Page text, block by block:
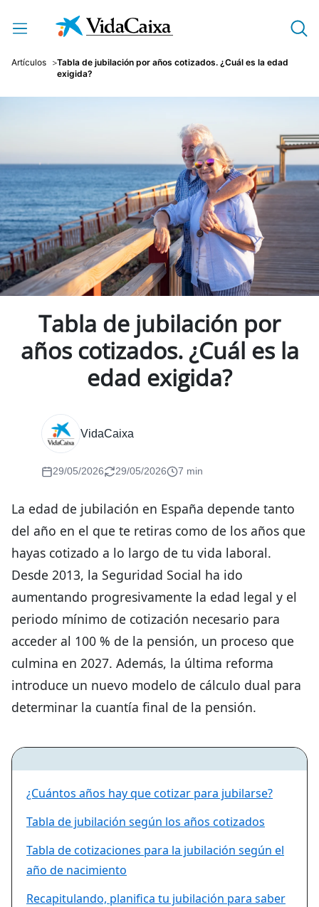
Saltar al contenido principal
Artículos
Tabla de jubilación por años cotizados. ¿Cuál es la edad
exigida?
Tabla de jubilación por
años cotizados. ¿Cuál es la
edad exigida?
VidaCaixa
29/05/2026 29/05/2026 7 min
La edad de jubilación en España depende tanto
del año en el que te retiras como de los años que
hayas cotizado a lo largo de tu vida laboral.
Desde 2013, la Seguridad Social ha ido
aumentando progresivamente la edad legal y el
periodo mínimo de cotización necesario para
acceder al 100 % de la pensión, un proceso que
culmina en 2027. Además, la última reforma
introduce un nuevo modelo de cálculo dual para
determinar la cuantía final de la pensión.
¿Cuántos años hay que cotizar para jubilarse?
Tabla de jubilación según los años cotizados
Tabla de cotizaciones para la jubilación según el
año de nacimiento
Recapitulando, planifica tu jubilación para saber